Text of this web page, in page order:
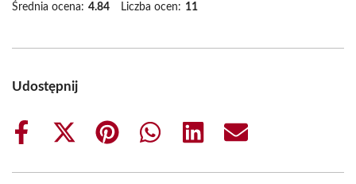
Średnia ocena: 4.84 Liczba ocen: 11
Udostępnij
Share
Share
(Twitter)
Share
Share
Share
Share